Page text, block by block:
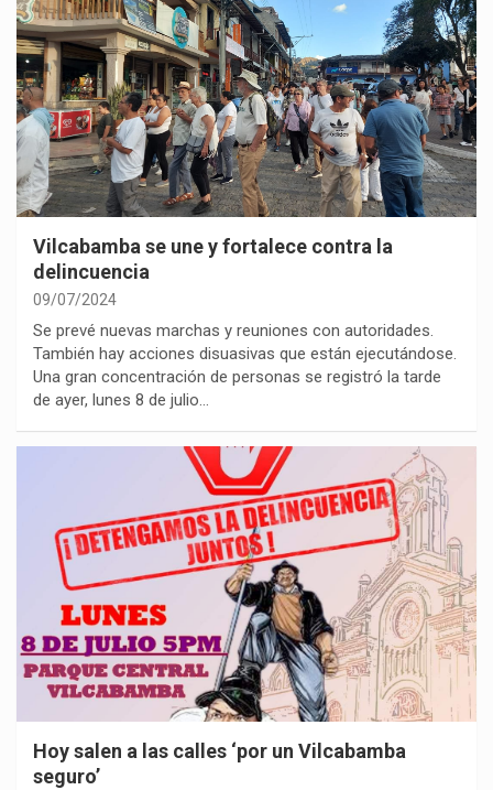
Vilcabamba se une y fortalece contra la
delincuencia
09/07/2024
Se prevé nuevas marchas y reuniones con autoridades.
También hay acciones disuasivas que están ejecutándose.
Una gran concentración de personas se registró la tarde
de ayer, lunes 8 de julio…
Hoy salen a las calles ‘por un Vilcabamba
seguro’